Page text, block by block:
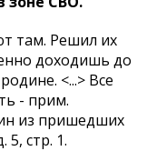
там. Решил их
доходишь до
<...> Все
- прим.
из пришедших
5, стр. 1.